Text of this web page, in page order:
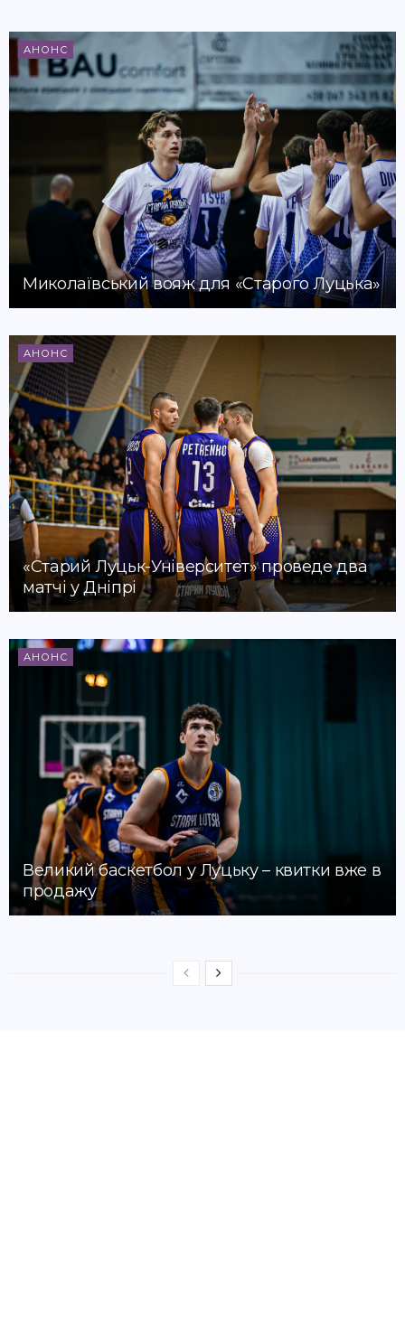
АНОНС
Миколаївський вояж для «Старого Луцька»
АНОНС
«Старий Луцьк-Університет» проведе два
матчі у Дніпрі
АНОНС
Великий баскетбол у Луцьку – квитки вже в
продажу